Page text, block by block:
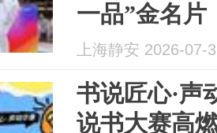
一品”金名片
上海静安 2026-07-
书说匠心·声
说书大赛高